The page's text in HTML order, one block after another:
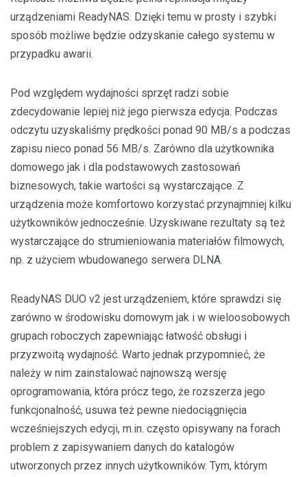
urządzeniami ReadyNAS. Dzięki temu w prosty i szybki
sposób możliwe będzie odzyskanie całego systemu w
przypadku awarii.
Pod względem wydajności sprzęt radzi sobie
zdecydowanie lepiej niż jego pierwsza edycja. Podczas
odczytu uzyskaliśmy prędkości ponad 90 MB/s a podczas
zapisu nieco ponad 56 MB/s. Zarówno dla użytkownika
domowego jak i dla podstawowych zastosowań
biznesowych, takie wartości są wystarczające. Z
urządzenia może komfortowo korzystać przynajmniej kilku
użytkowników jednocześnie. Uzyskiwane rezultaty są też
wystarczające do strumieniowania materiałów filmowych,
np. z użyciem wbudowanego serwera DLNA.
ReadyNAS DUO v2 jest urządzeniem, które sprawdzi się
zarówno w środowisku domowym jak i w wieloosobowych
grupach roboczych zapewniając łatwość obsługi i
przyzwoitą wydajność. Warto jednak przypomnieć, że
należy w nim zainstalować najnowszą wersję
oprogramowania, która prócz tego, że rozszerza jego
funkcjonalność, usuwa też pewne niedociągnięcia
wcześniejszych edycji, m.in. często opisywany na forach
problem z zapisywaniem danych do katalogów
utworzonych przez innych użytkowników. Tym, którym